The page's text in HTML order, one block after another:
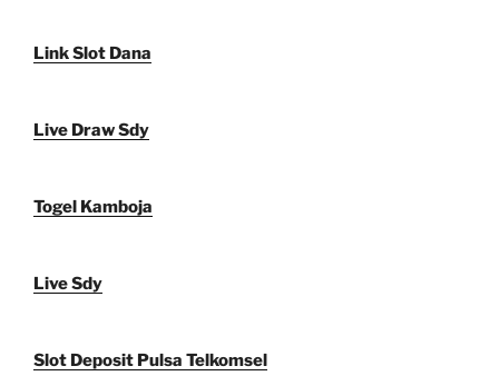
Link Slot Dana
Live Draw Sdy
Togel Kamboja
Live Sdy
Slot Deposit Pulsa Telkomsel